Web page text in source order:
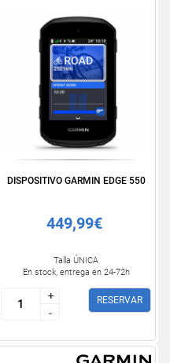
DISPOSITIVO GARMIN EDGE 550
449,99€
Talla ÚNICA
En stock, entrega en 24-72h
+
-
+
-
RESERVAR